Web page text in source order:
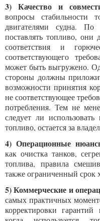
3) Качество и
вопросы стабильности
двигателями судна. По
поставлять топливо, они
соответствия и
соответствующего
может быть выгружено.
стороны должны
возможности принятия
не соответствующее
потребления. Тем не
следует ли
топливо, остается за
4) Операционные
как очистка танков,
топлива, правила
также ограниченный срок
5) Коммерческие и
самых практичных
корректировки